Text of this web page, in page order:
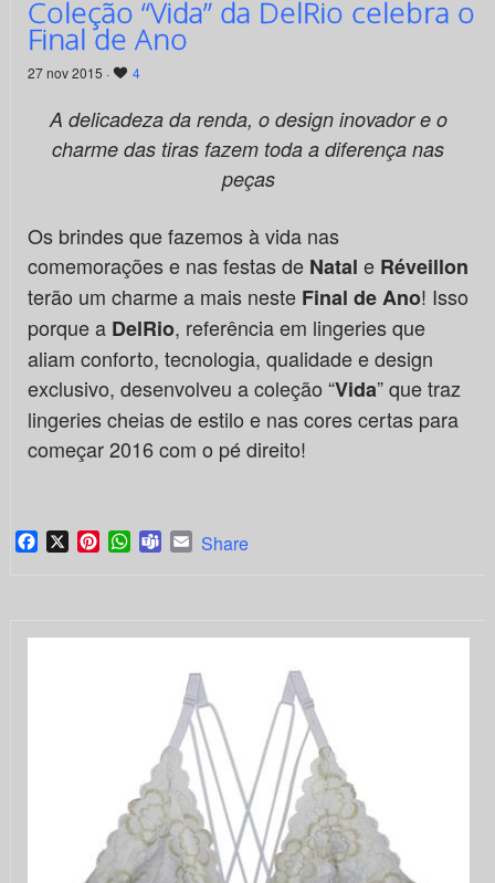
Coleção “Vida” da DelRio celebra o
Final de Ano
27 nov 2015 · 4
A delicadeza da renda, o design inovador e o
charme das tiras fazem toda a diferença nas
peças
Os brindes que fazemos à vida nas
comemorações e nas festas de Natal e Réveillon
terão um charme a mais neste Final de Ano! Isso
porque a DelRio, referência em lingeries que
aliam conforto, tecnologia, qualidade e design
exclusivo, desenvolveu a coleção “Vida” que traz
lingeries cheias de estilo e nas cores certas para
começar 2016 com o pé direito!
Facebook
X PinterestWhatsApp
TeamsEmail
Share